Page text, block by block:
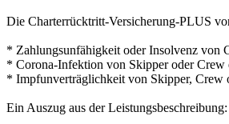
Die Charterrücktritt-Versicherung-PLUS
* Zahlungsunfähigkeit oder Insolvenz von
* Corona-Infektion von Skipper oder Crew
* Impfunverträglichkeit von Skipper, Crew
Ein Auszug aus der Leistungsbeschreibung: